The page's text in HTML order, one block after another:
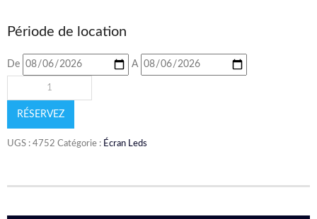
Période de location
De A
RÉSERVEZ
UGS : 4752 Catégorie : Écran Leds